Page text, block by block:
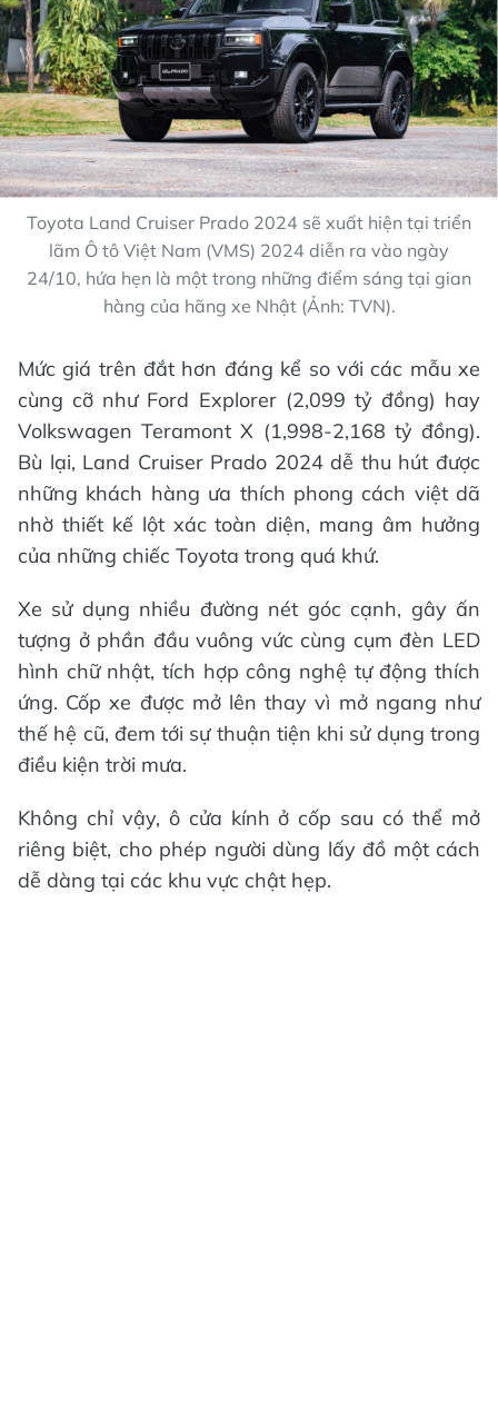
Toyota Land Cruiser Prado 2024 sẽ xuất hiện tại triển
lãm Ô tô Việt Nam (VMS) 2024 diễn ra vào ngày
24/10, hứa hẹn là một trong những điểm sáng tại gian
hàng của hãng xe Nhật (Ảnh: TVN).
Mức giá trên đắt hơn đáng kể so với các mẫu xe
cùng cỡ như Ford Explorer (2,099 tỷ đồng) hay
Volkswagen Teramont X (1,998-2,168 tỷ đồng).
Bù lại, Land Cruiser Prado 2024 dễ thu hút được
những khách hàng ưa thích phong cách việt dã
nhờ thiết kế lột xác toàn diện, mang âm hưởng
của những chiếc Toyota trong quá khứ.
Xe sử dụng nhiều đường nét góc cạnh, gây ấn
tượng ở phần đầu vuông vức cùng cụm đèn LED
hình chữ nhật, tích hợp công nghệ tự động thích
ứng. Cốp xe được mở lên thay vì mở ngang như
thế hệ cũ, đem tới sự thuận tiện khi sử dụng trong
điều kiện trời mưa.
Không chỉ vậy, ô cửa kính ở cốp sau có thể mở
riêng biệt, cho phép người dùng lấy đồ một cách
dễ dàng tại các khu vực chật hẹp.